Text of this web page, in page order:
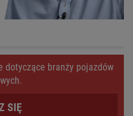
dotyczące branży pojazdów
SIĘ